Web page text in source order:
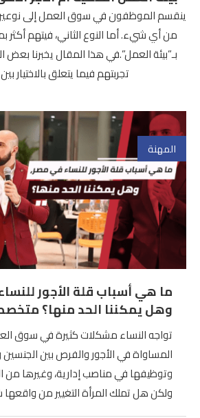
ينقسم الموظفون في سوق العمل إلى نوعين؛
من أي شيء. أما النوع الثاني، فيتهم
بـ”بيئة العمل”.في هذا المقال يخبرنا
تجربتهم فيما يتعلق بالاختيار
المهنة
ما هي أسباب قلة الأجور
وهل يمكننا الحد منها؟
تواجه النساء مشكلات كثيرة في سوق
المساواة في الأجور والفرص بين
وتوظيفها في مناصب إدارية، وغيرها من
ولكن هل تملك المرأة التغيير من واقعها